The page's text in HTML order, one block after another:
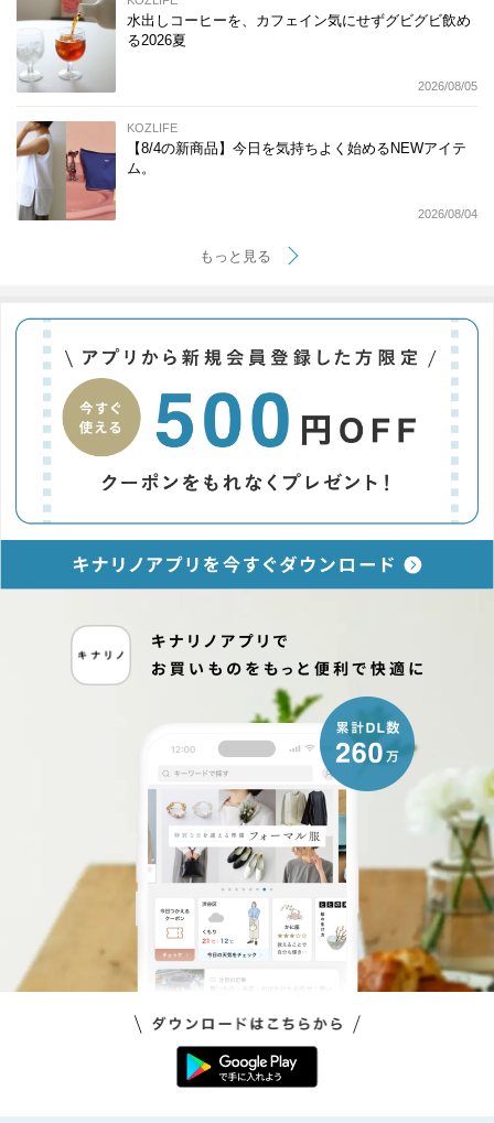
水出しコーヒーを、カフェイン気にせずグビグビ飲め
る2026夏
2026/08/05
KOZLIFE
【8/4の新商品】今日を気持ちよく始めるNEWアイテ
ム。
2026/08/04
もっと見る